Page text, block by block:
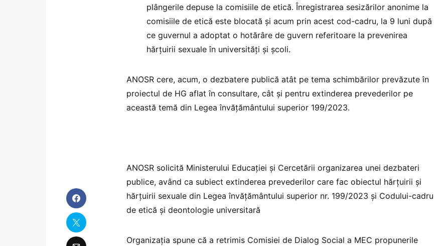
plângerile depuse la comisiile de etică. Înregistrarea sesizărilor anonime la
comisiile de etică este blocată și acum prin acest cod-cadru, la 9 luni după
ce guvernul a adoptat o hotărâre de guvern referitoare la prevenirea
hărțuirii sexuale în universități și școli.
ANOSR cere, acum, o dezbatere publică atât pe tema schimbărilor prevăzute în
proiectul de HG aflat în consultare, cât și pentru extinderea prevederilor pe
această temă din Legea învățământului superior 199/2023.
ANOSR solicită Ministerului Educației și Cercetării organizarea unei dezbateri
publice, având ca subiect extinderea prevederilor care fac obiectul hărțuirii și
hărțuirii sexuale din Legea învățământului superior nr. 199/2023 și Codului-cadru
de etică și deontologie universitară
Organizația spune că a retrimis Comisiei de Dialog Social a MEC propunerile